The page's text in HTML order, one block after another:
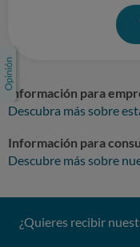
Información para
Descubra más sobre
Información para
Descubre más sobre
¿Quieres recibir